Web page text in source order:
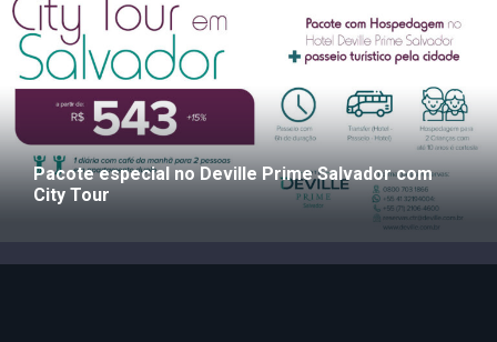
Pacote especial no Deville Prime Salvador com
City Tour